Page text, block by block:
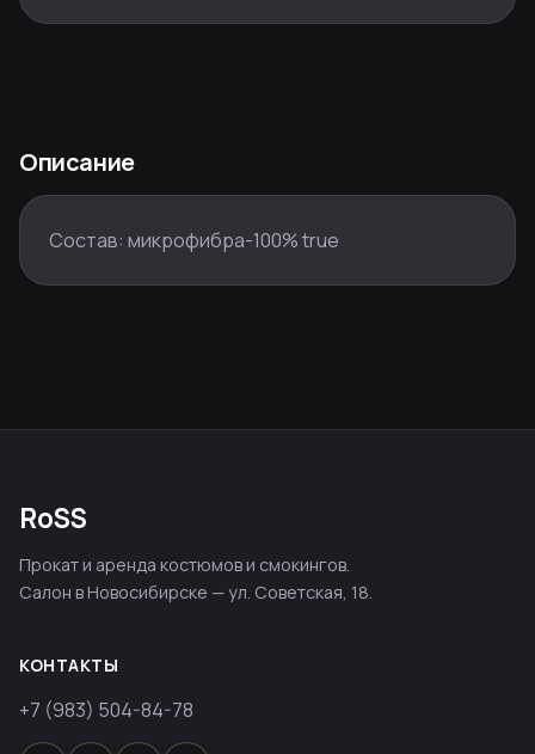
Описание
Состав: микрофибра-100% true
RoSS
Прокат и аренда костюмов и смокингов.
Салон в Новосибирске — ул. Советская, 18.
КОНТАКТЫ
+7 (983) 504-84-78